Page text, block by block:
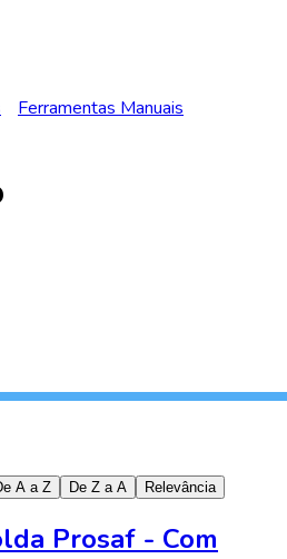
Ferramentas Manuais
A a Z De Z a A Relevância
Prosaf - Com